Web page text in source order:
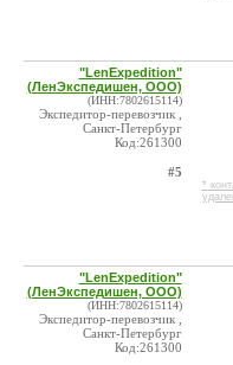
"LenExpedition"
(ЛенЭкспедишен, ООО)
(ИНН:7802615114)
Экспедитор-перевозчик ,
Санкт-Петербург
Код:261300
#5
*
"LenExpedition"
(ЛенЭкспедишен, ООО)
(ИНН:7802615114)
Экспедитор-перевозчик ,
Санкт-Петербург
Код:261300